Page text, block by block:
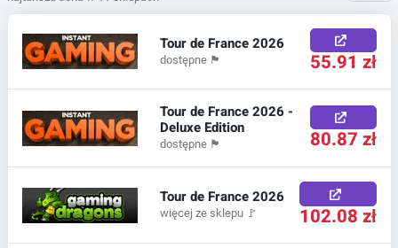
Tour de France 2026
dostępne 🏴 55.91 zł
Tour de France 2026 -
Deluxe Edition
dostępne 🏴 80.87 zł
Tour de France 2026
więcej ze sklepu 🚩 102.08 zł